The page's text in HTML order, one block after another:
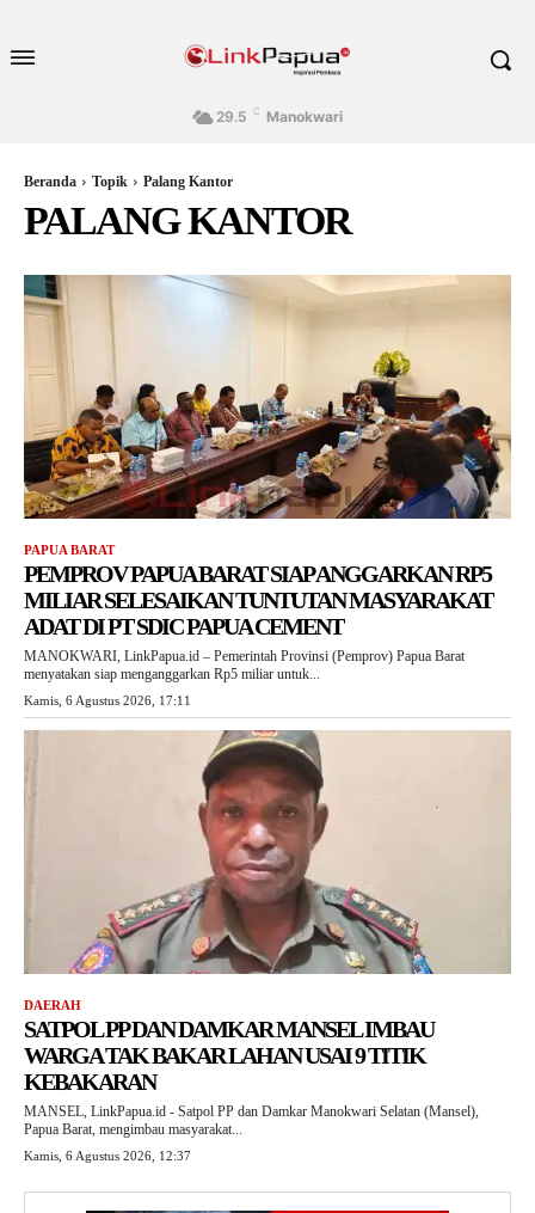
29.5 C Manokwari
Beranda Topik Palang Kantor
PALANG KANTOR
PAPUA BARAT
PEMPROV PAPUA BARAT SIAP ANGGARKAN RP5
MILIAR SELESAIKAN TUNTUTAN MASYARAKAT
ADAT DI PT SDIC PAPUA CEMENT
MANOKWARI, LinkPapua.id – Pemerintah Provinsi (Pemprov) Papua Barat
menyatakan siap menganggarkan Rp5 miliar untuk...
Kamis, 6 Agustus 2026, 17:11
DAERAH
SATPOL PP DAN DAMKAR MANSEL IMBAU
WARGA TAK BAKAR LAHAN USAI 9 TITIK
KEBAKARAN
MANSEL, LinkPapua.id - Satpol PP dan Damkar Manokwari Selatan (Mansel),
Papua Barat, mengimbau masyarakat...
Kamis, 6 Agustus 2026, 12:37